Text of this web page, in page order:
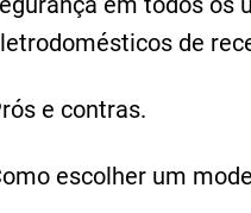
de
e contras.
escolher um